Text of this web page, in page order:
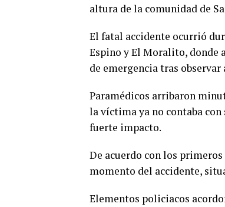
altura de la comunidad de
El fatal accidente ocurrió
Espino y El Moralito, donde
de emergencia tras
Paramédicos arribaron
la víctima ya no contaba
fuerte impacto.
De acuerdo con los
momento del accidente,
Elementos policiacos